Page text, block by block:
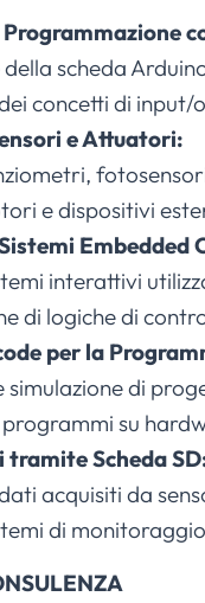
scheda
concetti di
e Attuatori:
e dispositivi
Embedded
interattivi
di logiche di
per la
simulazione di
su
Scheda
acquisiti da
di